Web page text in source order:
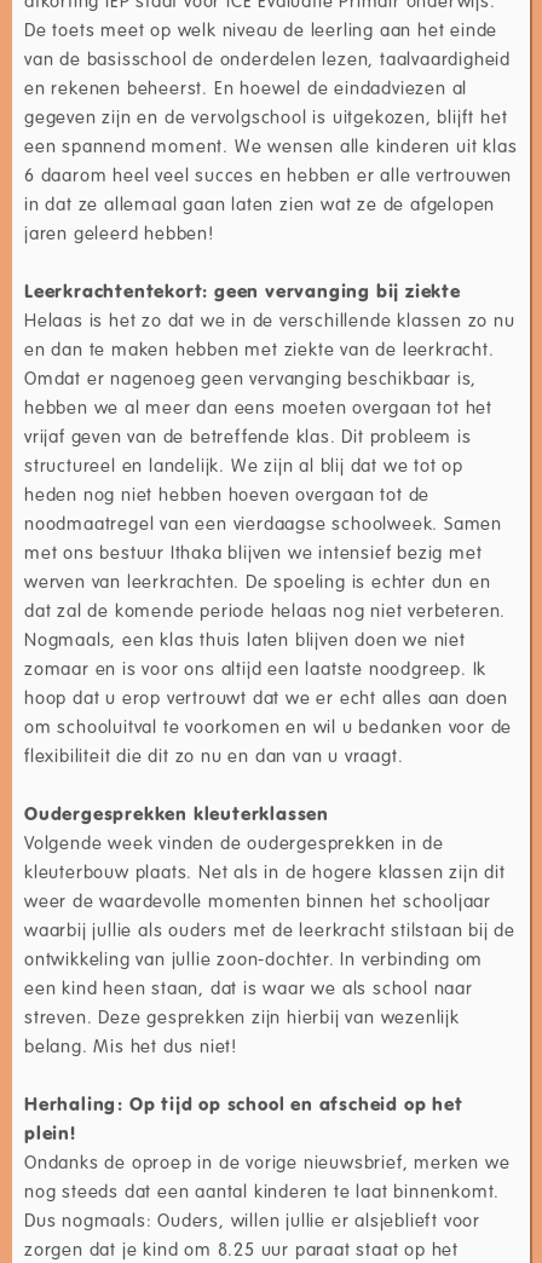
De toets meet op welk niveau de leerling aan het einde
van de basisschool de onderdelen lezen, taalvaardigheid
en rekenen beheerst. En hoewel de eindadviezen al
gegeven zijn en de vervolgschool is uitgekozen, blijft het
een spannend moment. We wensen alle kinderen uit klas
6 daarom heel veel succes en hebben er alle vertrouwen
in dat ze allemaal gaan laten zien wat ze de afgelopen
jaren geleerd hebben!
Leerkrachtentekort: geen vervanging bij ziekte
Helaas is het zo dat we in de verschillende klassen zo nu
en dan te maken hebben met ziekte van de leerkracht.
Omdat er nagenoeg geen vervanging beschikbaar is,
hebben we al meer dan eens moeten overgaan tot het
vrijaf geven van de betreffende klas. Dit probleem is
structureel en landelijk. We zijn al blij dat we tot op
heden nog niet hebben hoeven overgaan tot de
noodmaatregel van een vierdaagse schoolweek. Samen
met ons bestuur Ithaka blijven we intensief bezig met
werven van leerkrachten. De spoeling is echter dun en
dat zal de komende periode helaas nog niet verbeteren.
Nogmaals, een klas thuis laten blijven doen we niet
zomaar en is voor ons altijd een laatste noodgreep. Ik
hoop dat u erop vertrouwt dat we er echt alles aan doen
om schooluitval te voorkomen en wil u bedanken voor de
flexibiliteit die dit zo nu en dan van u vraagt.
Oudergesprekken kleuterklassen
Volgende week vinden de oudergesprekken in de
kleuterbouw plaats. Net als in de hogere klassen zijn dit
weer de waardevolle momenten binnen het schooljaar
waarbij jullie als ouders met de leerkracht stilstaan bij de
ontwikkeling van jullie zoon-dochter. In verbinding om
een kind heen staan, dat is waar we als school naar
streven. Deze gesprekken zijn hierbij van wezenlijk
belang. Mis het dus niet!
Herhaling: Op tijd op school en afscheid op het
plein!
Ondanks de oproep in de vorige nieuwsbrief, merken we
nog steeds dat een aantal kinderen te laat binnenkomt.
Dus nogmaals: Ouders, willen jullie er alsjeblieft voor
zorgen dat je kind om 8.25 uur paraat staat op het